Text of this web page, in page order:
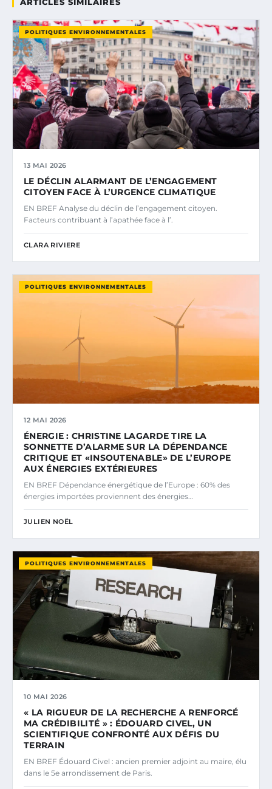
POLITIQUES ENVIRONNEMENTALES
13 MAI 2026
LE DÉCLIN ALARMANT DE L’ENGAGEMENT
CITOYEN FACE À L’URGENCE CLIMATIQUE
EN BREF Analyse du déclin de l’engagement citoyen.
Facteurs contribuant à l’apathée face à l’.
CLARA RIVIERE
POLITIQUES ENVIRONNEMENTALES
12 MAI 2026
ÉNERGIE : CHRISTINE LAGARDE TIRE LA
SONNETTE D’ALARME SUR LA DÉPENDANCE
CRITIQUE ET «INSOUTENABLE» DE L’EUROPE
AUX ÉNERGIES EXTÉRIEURES
EN BREF Dépendance énergétique de l’Europe : 60% des
énergies importées proviennent des énergies…
JULIEN NOËL
POLITIQUES ENVIRONNEMENTALES
10 MAI 2026
« LA RIGUEUR DE LA RECHERCHE A RENFORCÉ
MA CRÉDIBILITÉ » : ÉDOUARD CIVEL, UN
SCIENTIFIQUE CONFRONTÉ AUX DÉFIS DU
TERRAIN
EN BREF Édouard Civel : ancien premier adjoint au maire, élu
dans le 5e arrondissement de Paris.